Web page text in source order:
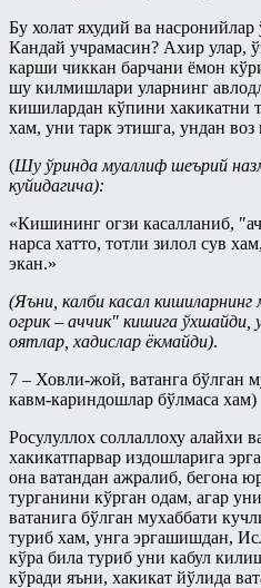
Бу холат яхудий ва
Кандай учрамасин? Ахир улар,
карши чиккан барчани ёмон
шу килмишлари уларнинг
кишилардан кўпини хакикатни
хам, уни тарк этишга, ундан
(Шу ўринда муаллиф шеърий
куйидагича):
«Кишининг огзи касалланиб,
нарса хатто, тотли зилол сув
экан.»
(Яъни, калби касал кишиларнинг
огрик – аччик″ кишига ўхшайди,
оятлар, хадислар ёкмайди).
7 – Ховли-жой, ватанга бўлган
кавм-кариндошлар бўлмаса хам)
Росулуллох соллаллоху алайхи
хакикатпарвар издошларига
она ватандан ажралиб, бегона
турганини кўрган одам, агар
ватанига бўлган мухаббати
туриб хам, унга эргашишдан,
кўра била туриб уни кабул
кўради яъни, хакикат йўлида